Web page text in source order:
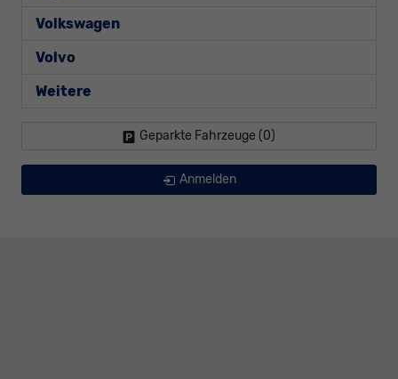
Volkswagen
Volvo
Weitere
Geparkte Fahrzeuge (0)
Anmelden